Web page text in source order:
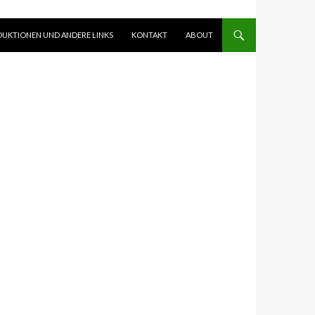
UND ANDERE LINKS KONTAKT ABOUT